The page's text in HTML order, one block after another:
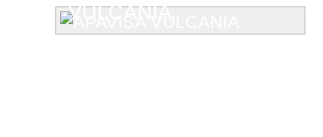
VULCANIA